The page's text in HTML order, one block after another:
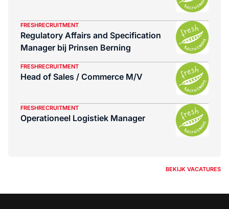
FRESHRECRUITMENT
Regulatory Affairs and Specification
Manager bij Prinsen Berning
FRESHRECRUITMENT
Head of Sales / Commerce M/V
FRESHRECRUITMENT
Operationeel Logistiek Manager
BEKIJK VACATURES